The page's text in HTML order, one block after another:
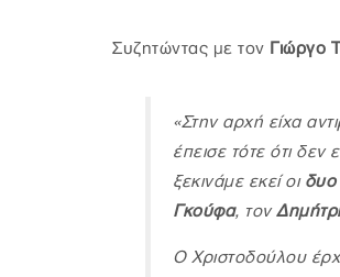
Συζητώντας με τον Γιώργο
«Στην αρχή είχα
έπεισε τότε ότι δεν
ξεκινάμε εκεί οιδυο
Γκούφα, τον
Ο Χριστοδούλου